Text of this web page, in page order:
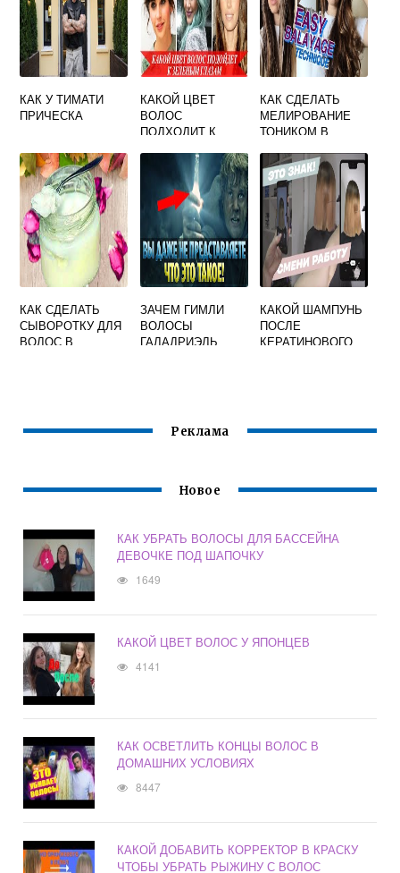
КАК У ТИМАТИ
ПРИЧЕСКА
КАКОЙ ЦВЕТ
ВОЛОС
ПОДХОДИТ К
ГЛАЗАМ
КАК СДЕЛАТЬ
МЕЛИРОВАНИЕ
ТОНИКОМ В
УСЛОВИЯХ
КАК СДЕЛАТЬ
СЫВОРОТКУ ДЛЯ
ВОЛОС В
ЗАЧЕМ ГИМЛИ
ВОЛОСЫ
ГАЛАДРИЭЛЬ
КАКОЙ ШАМПУНЬ
ПОСЛЕ
КЕРАТИНОВОГО
Реклама
Новое
КАК УБРАТЬ ВОЛОСЫ ДЛЯ БАССЕЙНА
ДЕВОЧКЕ ПОД ШАПОЧКУ
1649
КАКОЙ ЦВЕТ ВОЛОС У ЯПОНЦЕВ
4141
КАК ОСВЕТЛИТЬ КОНЦЫ ВОЛОС В
ДОМАШНИХ УСЛОВИЯХ
8447
КАКОЙ ДОБАВИТЬ КОРРЕКТОР В КРАСКУ
ЧТОБЫ УБРАТЬ РЫЖИНУ С ВОЛОС